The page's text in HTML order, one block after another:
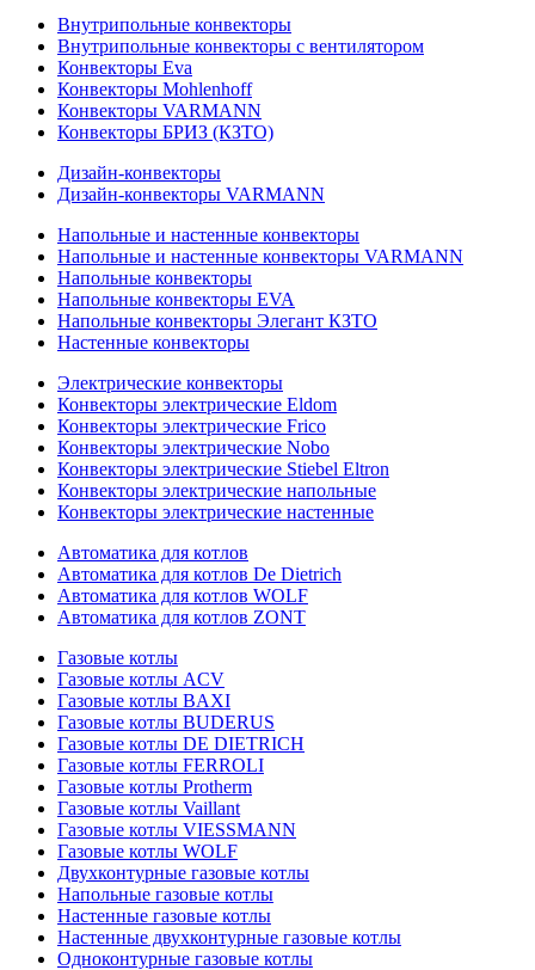
Внутрипольные конвекторы
Внутрипольные конвекторы с вентилятором
Конвекторы Eva
Конвекторы Mohlenhoff
Конвекторы VARMANN
Конвекторы БРИЗ (КЗТО)
Дизайн-конвекторы
Дизайн-конвекторы VARMANN
Напольные и настенные конвекторы
Напольные и настенные конвекторы VARMANN
Напольные конвекторы
Напольные конвекторы EVA
Напольные конвекторы Элегант КЗТО
Настенные конвекторы
Электрические конвекторы
Конвекторы электрические Eldom
Конвекторы электрические Frico
Конвекторы электрические Nobo
Конвекторы электрические Stiebel Eltron
Конвекторы электрические напольные
Конвекторы электрические настенные
Автоматика для котлов
Автоматика для котлов De Dietrich
Автоматика для котлов WOLF
Автоматика для котлов ZONT
Газовые котлы
Газовые котлы ACV
Газовые котлы BAXI
Газовые котлы BUDERUS
Газовые котлы DE DIETRICH
Газовые котлы FERROLI
Газовые котлы Protherm
Газовые котлы Vaillant
Газовые котлы VIESSMANN
Газовые котлы WOLF
Двухконтурные газовые котлы
Напольные газовые котлы
Настенные газовые котлы
Настенные двухконтурные газовые котлы
Одноконтурные газовые котлы